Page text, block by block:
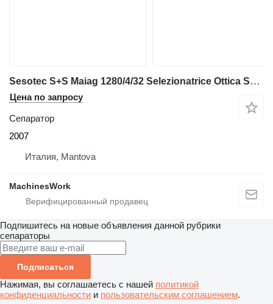
Sesotec S+S Maiag 1280/4/32 Selezionatrice Ottica Separator
Цена по запросу
Сепаратор
2007
Италия, Mantova
MachinesWork
Подпишитесь на новые объявления данной рубрики
сепараторы
Подписаться
Нажимая, вы соглашаетесь с нашей политикой
конфиденциальности и пользовательским соглашением.